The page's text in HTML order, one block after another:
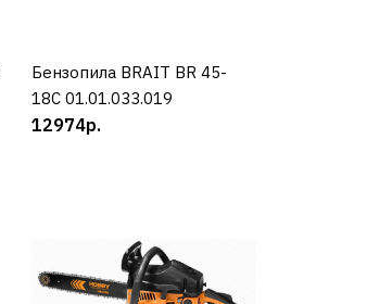
КУПИТЬ
Бензопила BRAIT BR 45-
18C 01.01.033.019
12974р.